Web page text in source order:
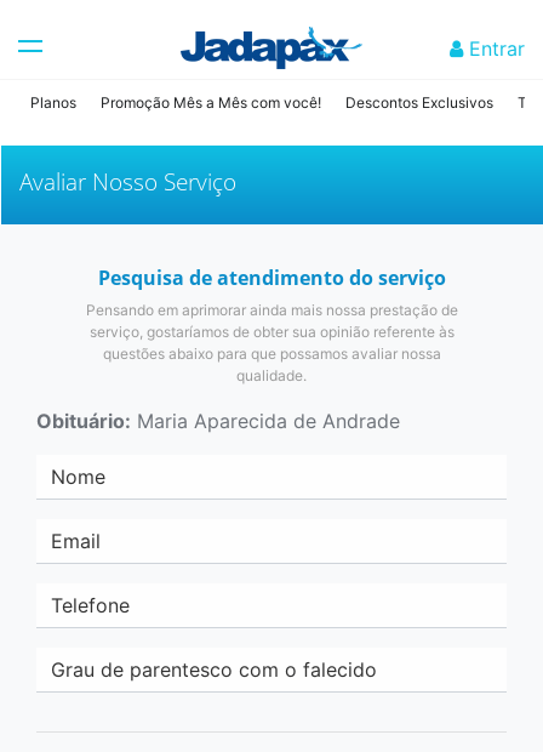
Entrar
Planos Promoção Mês a Mês com você! Descontos Exclusivos
Avaliar Nosso Serviço
Pesquisa de atendimento do serviço
Pensando em aprimorar ainda mais nossa prestação de
serviço, gostaríamos de obter sua opinião referente às
questões abaixo para que possamos avaliar nossa
qualidade.
Obituário: Maria Aparecida de Andrade
Nome
Email
Telefone
Grau de parentesco com o falecido